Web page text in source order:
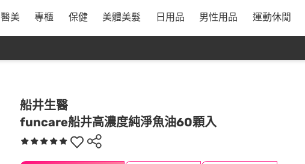
醫美 專櫃 保健 美體美髮 日用品 男性用品 運動休閒
船井生醫
funcare船井高濃度純淨魚油60顆入